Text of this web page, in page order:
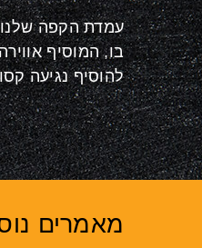
עמדת הקפה
בו, המוסיף
להוסיף נגיעה
מאמרים